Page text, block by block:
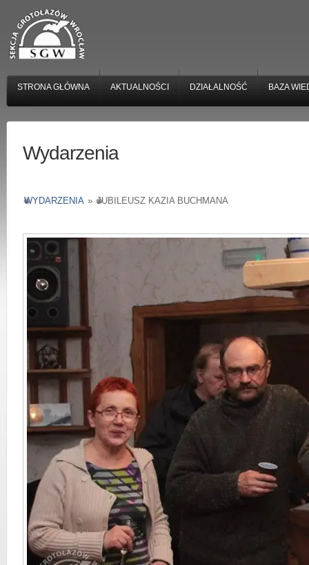
STRONA GŁÓWNA AKTUALNOŚCI DZIAŁALNOŚĆ BAZA
Wydarzenia
WYDARZENIA » JUBILEUSZ KAZIA BUCHMANA